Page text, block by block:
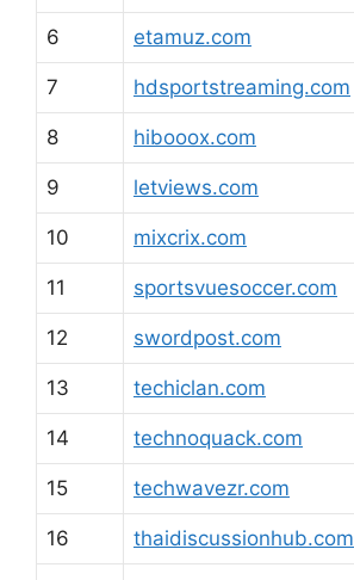
6 etamuz.com
7 hdsportstreaming.com
8 hibooox.com
9 letviews.com
10 mixcrix.com
11 sportsvuesoccer.com
12 swordpost.com
13 techiclan.com
14 technoquack.com
15 techwavezr.com
16 thaidiscussionhub.com